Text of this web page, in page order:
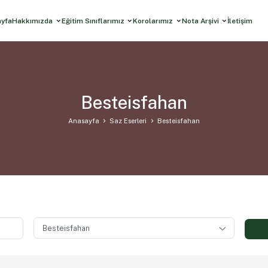
Hakkımızda Eğitim Sınıflarımız Korolarımız Nota Arşivi İletişim
Besteisfahan
Anasayfa Saz Eserleri Besteisfahan